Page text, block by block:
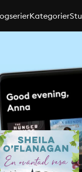
Kategorier